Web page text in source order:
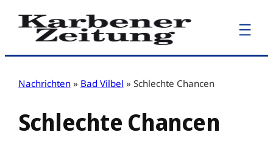
Zum
Inhalt
Nachrichten » Bad Vilbel » Schlechte Chancen
Schlechte Chancen